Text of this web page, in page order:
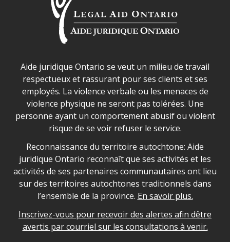
Déclaration sur la sécurité dans les locaux d'AJO.
Aide juridique Ontario se veut un milieu de travail
respectueux et rassurant pour ses clients et ses
employés. La violence verbale ou les menaces de
violence physique ne seront pas tolérées. Une
personne ayant un comportement abusif ou violent
risque de se voir refuser le service.
Legal Aid Ontario land acknowledgement
Reconnaissance du territoire autochtone: Aide
juridique Ontario reconnaît que ses activités et les
activités de ses partenaires communautaires ont lieu
sur des territoires autochtones traditionnels dans
l’ensemble de la province. En savoir plus.
Inscrivez-vous pour recevoir des alertes afin dêtre
avertis par courriel sur les consultations à venir.